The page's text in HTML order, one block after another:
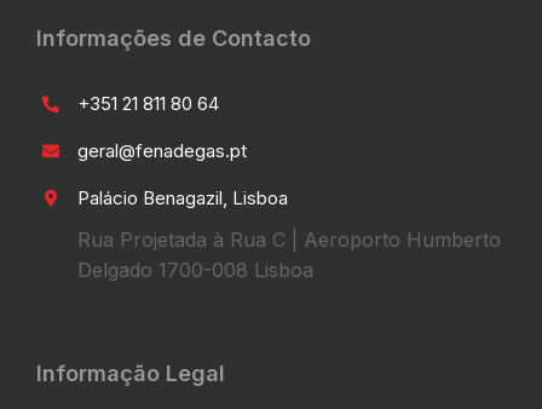
Informações de Contacto
+351 21 811 80 64
geral@fenadegas.pt
Palácio Benagazil, Lisboa
Rua Projetada à Rua C | Aeroporto Humberto
Delgado 1700-008 Lisboa
Informação Legal